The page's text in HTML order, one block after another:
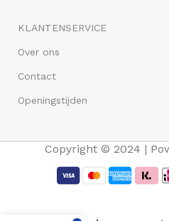
KLANTENSERVICE
Over ons
Contact
Openingstijden
Copyright © 2024 |